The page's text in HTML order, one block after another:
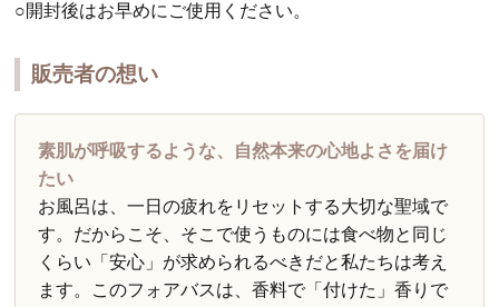
○開封後はお早めにご使用ください。
販売者の想い
素肌が呼吸するような、自然本来の心地よさを届け
たい
お風呂は、一日の疲れをリセットする大切な聖域で
す。だからこそ、そこで使うものには食べ物と同じ
くらい「安心」が求められるべきだと私たちは考え
ます。このフォアバスは、香料で「付けた」香りで